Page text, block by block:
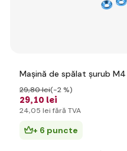
Mașină de spălat șurub
29,10 lei
29,80 lei(-2 %)
24,05 lei fără TVA
+ 6 puncte